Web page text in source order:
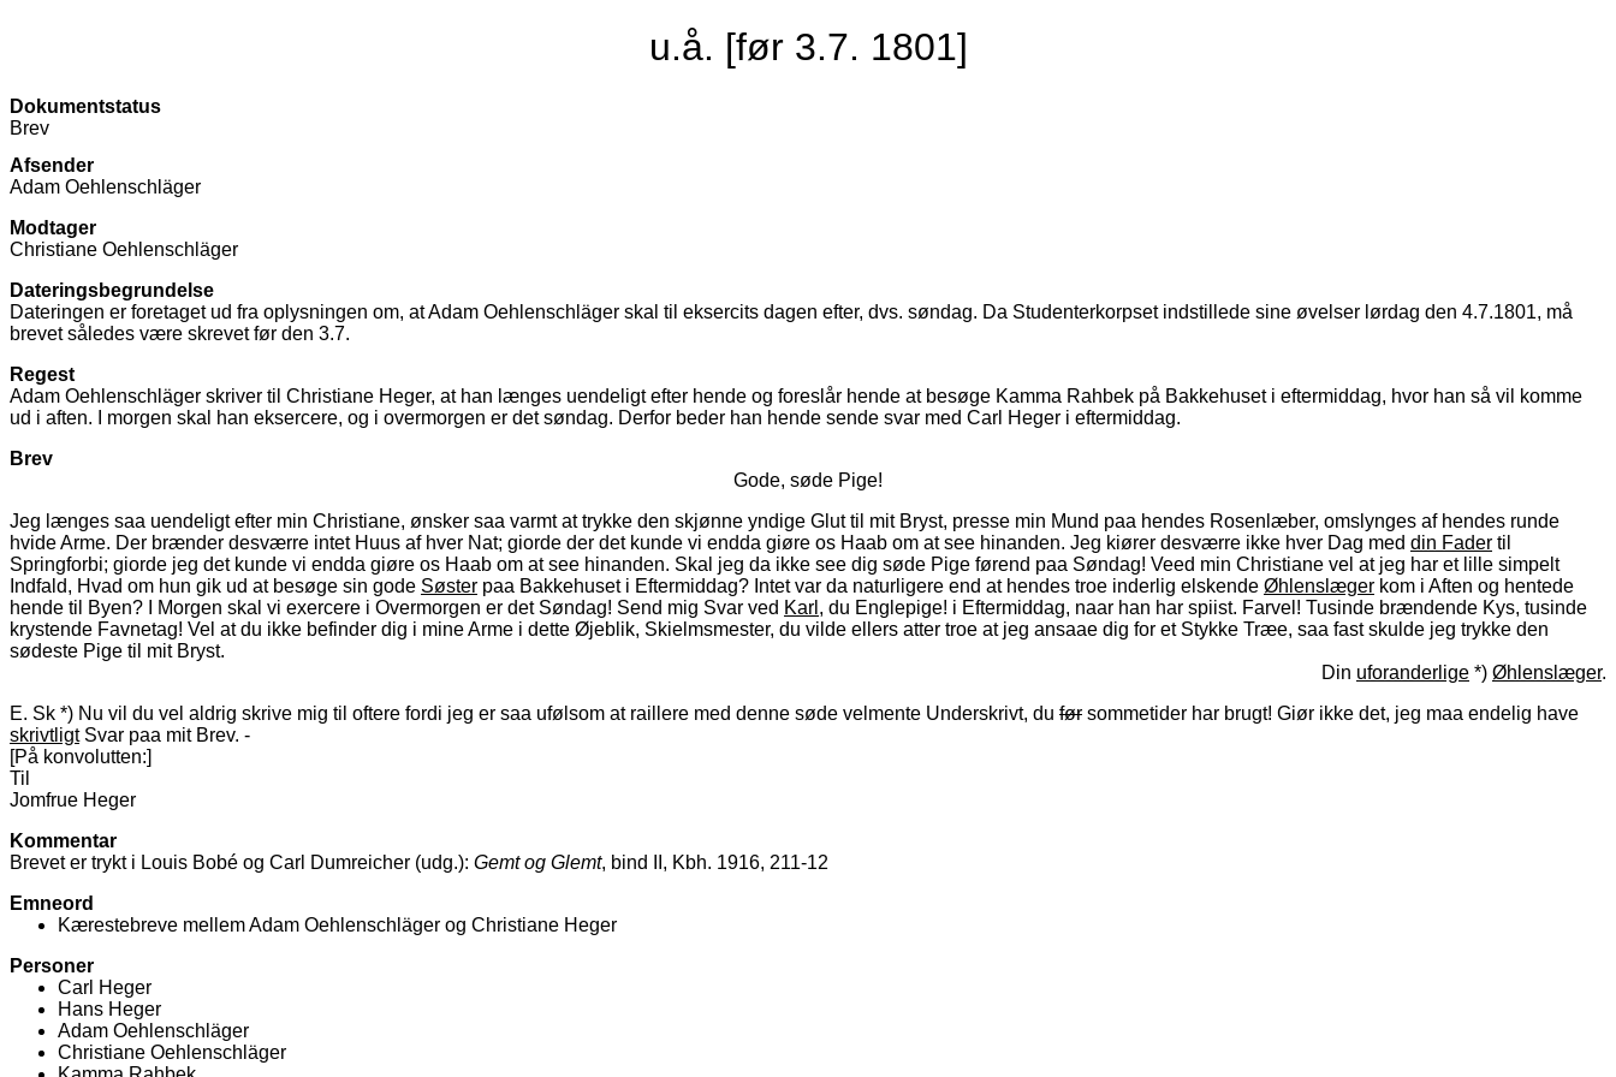
u.å. [før 3.7. 1801]
Dokumentstatus
Brev
Afsender
Adam Oehlenschläger
Modtager
Christiane Oehlenschläger
Dateringsbegrundelse
Dateringen er foretaget ud fra oplysningen om, at Adam Oehlenschläger skal til eksercits dagen efter, dvs. søndag. Da Studenterkorpset indstillede sine øvelser lørdag den 4.7.1801, må
brevet således være skrevet før den 3.7.
Regest
Adam Oehlenschläger skriver til Christiane Heger, at han længes uendeligt efter hende og foreslår hende at besøge Kamma Rahbek på Bakkehuset i eftermiddag, hvor han så vil komme
ud i aften. I morgen skal han eksercere, og i overmorgen er det søndag. Derfor beder han hende sende svar med Carl Heger i eftermiddag.
Brev
Gode, søde Pige!
Jeg længes saa uendeligt efter min Christiane, ønsker saa varmt at trykke den skjønne yndige Glut til mit Bryst, presse min Mund paa hendes Rosenlæber, omslynges af hendes runde
hvide Arme. Der brænder desværre intet Huus af hver Nat; giorde der det kunde vi endda giøre os Haab om at see hinanden. Jeg kiører desværre ikke hver Dag med din Fader til
Springforbi; giorde jeg det kunde vi endda giøre os Haab om at see hinanden. Skal jeg da ikke see dig søde Pige førend paa Søndag! Veed min Christiane vel at jeg har et lille simpelt
Indfald, Hvad om hun gik ud at besøge sin gode Søster paa Bakkehuset i Eftermiddag? Intet var da naturligere end at hendes troe inderlig elskende Øhlenslæger kom i Aften og hentede
hende til Byen? I Morgen skal vi exercere i Overmorgen er det Søndag! Send mig Svar ved Karl , du Englepige! i Eftermiddag, naar han har spiist. Farvel! Tusinde brændende Kys, tusinde
krystende Favnetag! Vel at du ikke befinder dig i mine Arme i dette Øjeblik, Skielmsmester, du vilde ellers atter troe at jeg ansaae dig for et Stykke Træe, saa fast skulde jeg trykke den
sødeste Pige til mit Bryst.
Din uforanderlige *) Øhlenslæger.
E. Sk *) Nu vil du vel aldrig skrive mig til oftere fordi jeg er saa ufølsom at raillere med denne søde velmente Underskrivt, du før sommetider har brugt! Giør ikke det, jeg maa endelig have
skrivtligtSvar paa mit Brev. -
[På konvolutten:]
Til
Jomfrue Heger
Kommentar
Brevet er trykt i Louis Bobé og Carl Dumreicher (udg.): Gemt og Glemt, bind II, Kbh. 1916, 211-12
Emneord
Kærestebreve mellem Adam Oehlenschläger og Christiane Heger
Personer
Carl Heger
Hans Heger
Adam Oehlenschläger
Christiane Oehlenschläger